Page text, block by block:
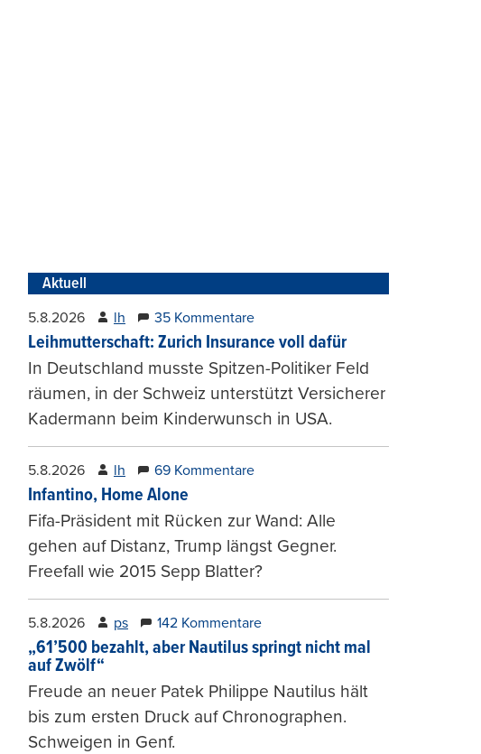
Aktuell
5.8.2026 lh 35 Kommentare
Leihmutterschaft: Zurich Insurance voll dafür
In Deutschland musste Spitzen-Politiker Feld
räumen, in der Schweiz unterstützt Versicherer
Kadermann beim Kinderwunsch in USA.
5.8.2026 lh 69 Kommentare
Infantino, Home Alone
Fifa-Präsident mit Rücken zur Wand: Alle
gehen auf Distanz, Trump längst Gegner.
Freefall wie 2015 Sepp Blatter?
5.8.2026 ps 142 Kommentare
„61’500 bezahlt, aber Nautilus springt nicht mal
auf Zwölf“
Freude an neuer Patek Philippe Nautilus hält
bis zum ersten Druck auf Chronographen.
Schweigen in Genf.